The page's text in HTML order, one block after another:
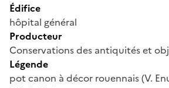
Édifice
hôpital général
Producteur
Conservations des antiquités et
Légende
pot canon à décor rouennais (V.